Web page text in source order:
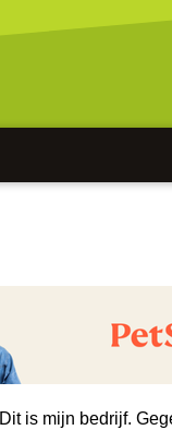
Dit is mijn bedrijf.